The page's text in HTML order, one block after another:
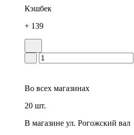
Кэшбек
+ 139
Во всех магазинах
20 шт.
В магазине ул. Рогожский вал